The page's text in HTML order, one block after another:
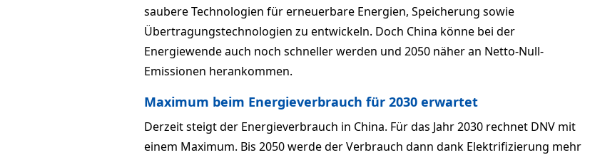
saubere Technologien für erneuerbare Energien, Speicherung sowie
Übertragungstechnologien zu entwickeln. Doch China könne bei der
Energiewende auch noch schneller werden und 2050 näher an Netto-Null-
Emissionen herankommen.
Maximum beim Energieverbrauch für 2030 erwartet
Derzeit steigt der Energieverbrauch in China. Für das Jahr 2030 rechnet DNV mit
einem Maximum. Bis 2050 werde der Verbrauch dann dank Elektrifizierung mehr